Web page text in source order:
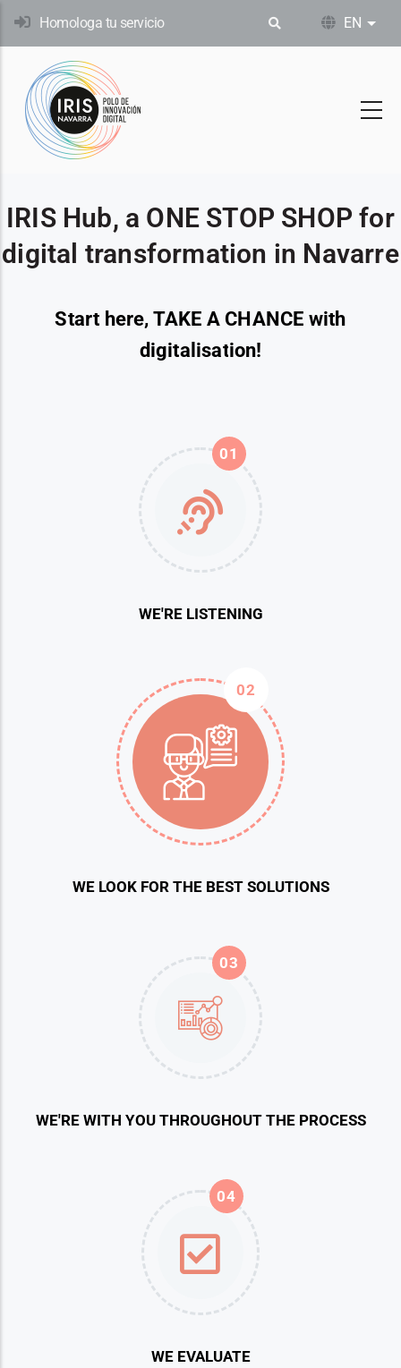
Skip
content
Homologa tu servicio EN List
IRIS Hub, a ONE STOP SHOP for
digital transformation in Navarre
Start here, TAKE A CHANCE with
digitalisation!
01
WE'RE LISTENING
02
WE LOOK FOR THE BEST SOLUTIONS
03
WE'RE WITH YOU THROUGHOUT THE PROCESS
04
WE EVALUATE